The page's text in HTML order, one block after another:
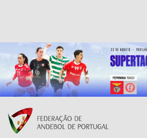
Resultados Andebol
Federação de Andebol de Portugal
Grátis - Disponivel na Play Store